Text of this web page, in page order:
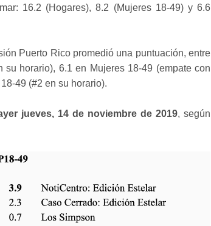
16.2 (Hogares), 8.2 (Mujeres 18-49) y 6.6
Puerto Rico promedió una puntuación, entre
horario), 6.1 en Mujeres 18-49 (empate con
49 (#2 en su horario).
jueves, 14 de noviembre de 2019, según